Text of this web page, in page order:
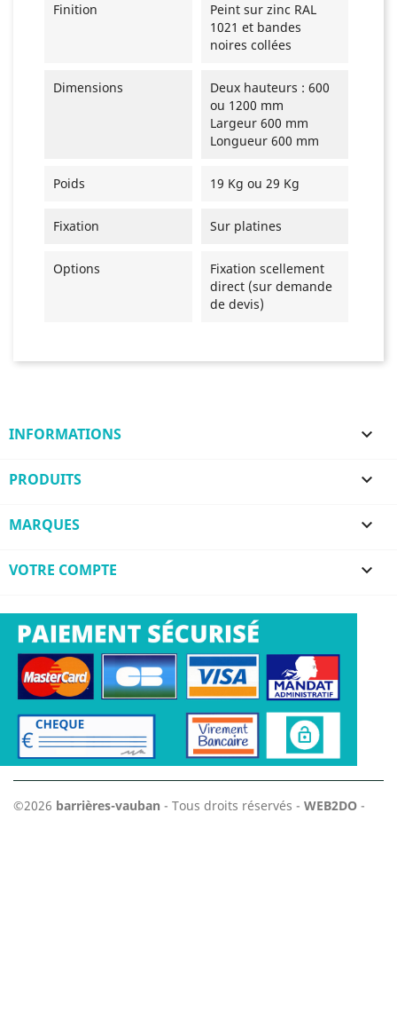
Finition
Peint sur zinc RAL
1021 et bandes
noires collées
Dimensions
Deux hauteurs : 600
ou 1200 mm
Largeur 600 mm
Longueur 600 mm
Poids 19 Kg ou 29 Kg
Fixation Sur platines
Options
Fixation scellement
direct (sur demande
de devis)
INFORMATIONS 
PRODUITS 
MARQUES 
VOTRE COMPTE 
©2026 barrières-vauban - Tous droits réservés - WEB2DO -